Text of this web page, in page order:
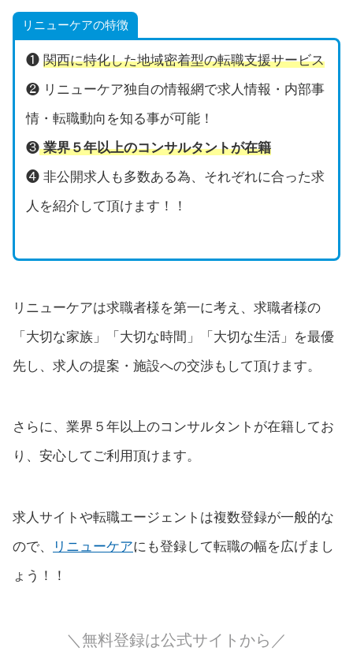
リニューケアの特徴
❶ 関西に特化した地域密着型の転職支援サービス
❷ リニューケア独自の情報網で求人情報・内部事
情・転職動向を知る事が可能！
❸ 業界５年以上のコンサルタントが在籍
❹ 非公開求人も多数ある為、それぞれに合った求
人を紹介して頂けます！！
リニューケアは求職者様を第一に考え、求職者様の
「大切な家族」「大切な時間」「大切な生活」を最優
先し、求人の提案・施設への交渉もして頂けます。
さらに、業界５年以上のコンサルタントが在籍してお
り、安心してご利用頂けます。
求人サイトや転職エージェントは複数登録が一般的な
ので、
リニューケアにも登録して転職の幅を広げまし
ょう！！
＼無料登録は公式サイトから／